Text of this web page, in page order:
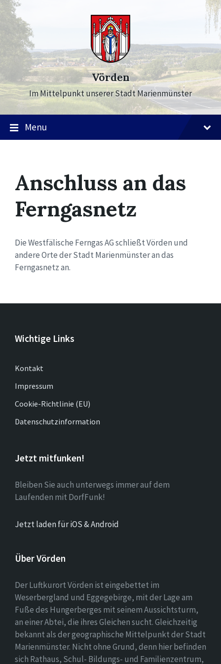
Skip
to
content
Skip
to
main
navigation
Skip
to
footer
Vörden
Im Mittelpunkt unserer Stadt Marienmünster
Menu
Anschluss an das
Ferngasnetz
Die Westfälische Ferngas AG schließt Vörden und
andere Orte der Stadt Marienmünster an das
Ferngasnetz an.
Wichtige Links
Kontakt
Impressum
Cookie-Richtlinie (EU)
Datenschutzinformation
Jetzt mitfunken!
Bleiben Sie auch unterwegs immer auf dem
Laufenden mit DorfFunk!
Jetzt laden für iOS & Android
Über Vörden
Der Luftkurort Vörden ist eingebettet im
Weserbergland und Eggegebirge, mit der Lage am
Fuße des Hungerberges mit seinem Aussichtsturm,
an einer Abtei, die ihres Gleichen sucht. Gleichzeitig
bekannt als der geographische Mittelpunkt der Stadt
Marienmünster. Nicht ohne Grund, denn hier befinden
sich Rathaus, Schul- Bildungs- und Familienzentrum,